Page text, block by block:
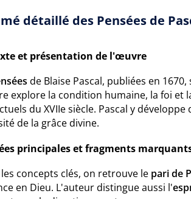
détaillé des Pensées de
et présentation de l'œuvre
de Blaise Pascal, publiées en
explore la condition humaine, la foi et
du XVIIe siècle. Pascal y
de la grâce divine.
principales et fragments
concepts clés, on retrouve le pari de
en Dieu. L'auteur distingue aussi l'